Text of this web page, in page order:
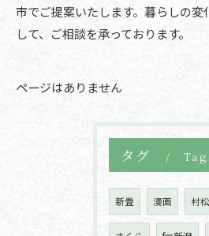
市でご提案いたします。暮らしの変
して、ご相談を承っております。
ページはありません
タグ
新畳 漫画 村